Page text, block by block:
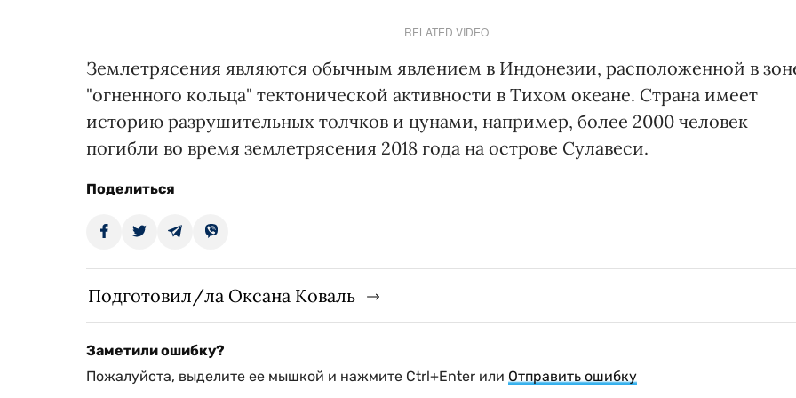
RELATED VIDEO
Землетрясения являются обычным явлением в Индонезии, расположенной в
"огненного кольца" тектонической активности в Тихом океане. Страна имеет
историю разрушительных толчков и цунами, например, более 2000 человек
погибли во время землетрясения 2018 года на острове Сулавеси.
Поделиться
Подготовил/ла Оксана Коваль
Заметили ошибку?
Пожалуйста, выделите ее мышкой и нажмите Ctrl+Enter или Отправить ошибку